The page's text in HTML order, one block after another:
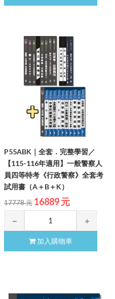
P55ABK｜全套．完整學習／
【115-116年適用】一般警察人
員四等特考《行政警察》全套考
試用書（A＋B＋K）
17778 元 16889 元
加入購物車